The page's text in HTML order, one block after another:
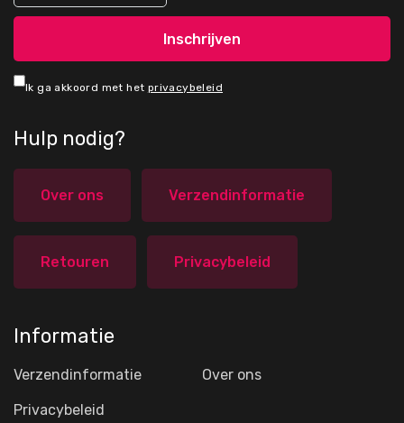
Ik ga akkoord met het privacybeleid
Hulp nodig?
Over ons Verzendinformatie
Retouren Privacybeleid
Informatie
Verzendinformatie Over ons
Privacybeleid